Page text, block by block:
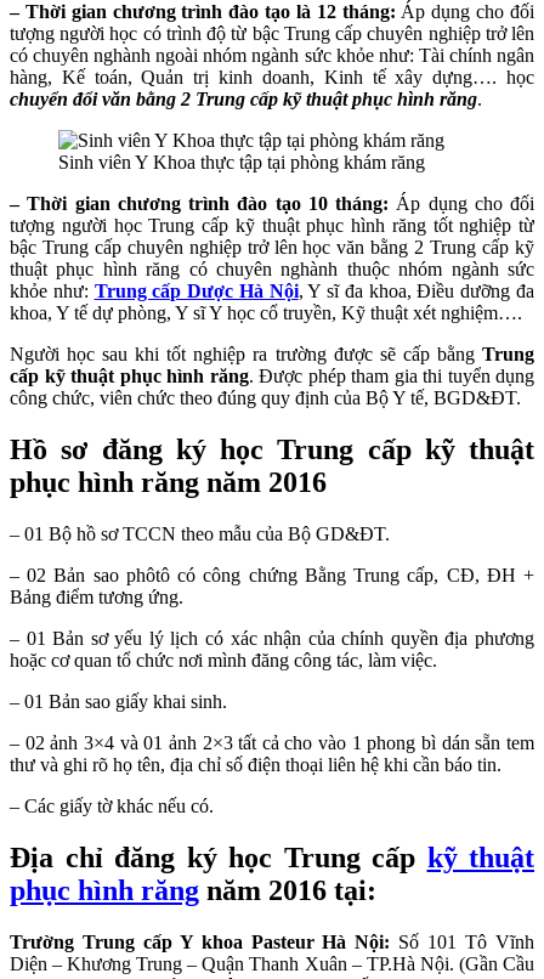
– Thời gian chương trình đào tạo là 12 tháng: Áp dụng cho đối
tượng người học có trình độ từ bậc Trung cấp chuyên nghiệp trở lên
có chuyên nghành ngoài nhóm ngành sức khỏe như: Tài chính ngân
hàng, Kế toán, Quản trị kinh doanh, Kinh tế xây dựng…. học
chuyển đổi văn bằng 2 Trung cấp kỹ thuật phục hình răng.
Sinh viên Y Khoa thực tập tại phòng khám răng
– Thời gian chương trình đào tạo 10 tháng: Áp dụng cho đối
tượng người học Trung cấp kỹ thuật phục hình răng tốt nghiệp từ
bậc Trung cấp chuyên nghiệp trở lên học văn bằng 2 Trung cấp kỹ
thuật phục hình răng có chuyên nghành thuộc nhóm ngành sức
khỏe như: Trung cấp Dược Hà Nội, Y sĩ đa khoa, Điều dưỡng đa
khoa, Y tế dự phòng, Y sĩ Y học cổ truyền, Kỹ thuật xét nghiệm….
Người học sau khi tốt nghiệp ra trường được sẽ cấp bằng Trung
cấp kỹ thuật phục hình răng. Được phép tham gia thi tuyển dụng
công chức, viên chức theo đúng quy định của Bộ Y tế, BGD&ĐT.
Hồ sơ đăng ký học Trung cấp kỹ thuật
phục hình răng năm 2016
– 01 Bộ hồ sơ TCCN theo mẫu của Bộ GD&ĐT.
– 02 Bản sao phôtô có công chứng Bằng Trung cấp, CĐ, ĐH +
Bảng điểm tương ứng.
– 01 Bản sơ yếu lý lịch có xác nhận của chính quyền địa phương
hoặc cơ quan tổ chức nơi mình đăng công tác, làm việc.
– 01 Bản sao giấy khai sinh.
– 02 ảnh 3×4 và 01 ảnh 2×3 tất cả cho vào 1 phong bì dán sẵn tem
thư và ghi rõ họ tên, địa chỉ số điện thoại liên hệ khi cần báo tin.
– Các giấy tờ khác nếu có.
Địa chỉ đăng ký học Trung cấp kỹ thuật
phục hình răng năm 2016 tại:
Trường Trung cấp Y khoa Pasteur Hà Nội: Số 101 Tô Vĩnh
Diện – Khương Trung – Quận Thanh Xuân – TP.Hà Nội. (Gần Cầu